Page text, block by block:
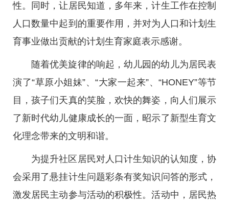
性。同时，让居民知道，多年来，计生工作在控制
人口数量中起到的重要作用，并对为人口和计划生
育事业做出贡献的计划生育家庭表示感谢。
随着优美旋律的响起，幼儿园的幼儿为居民表
演了“草原小姐妹”、“大家一起来”、“HONEY”等节
目，孩子们天真的笑脸，欢快的舞姿，向人们展示
了新时代幼儿健康成长的一面，昭示了新型生育文
化理念带来的文明和谐。
为提升社区居民对人口计生知识的认知度，协
会采用了悬挂计生问题彩条有奖知识问答的形式，
激发居民主动参与活动的积极性。活动中，居民热